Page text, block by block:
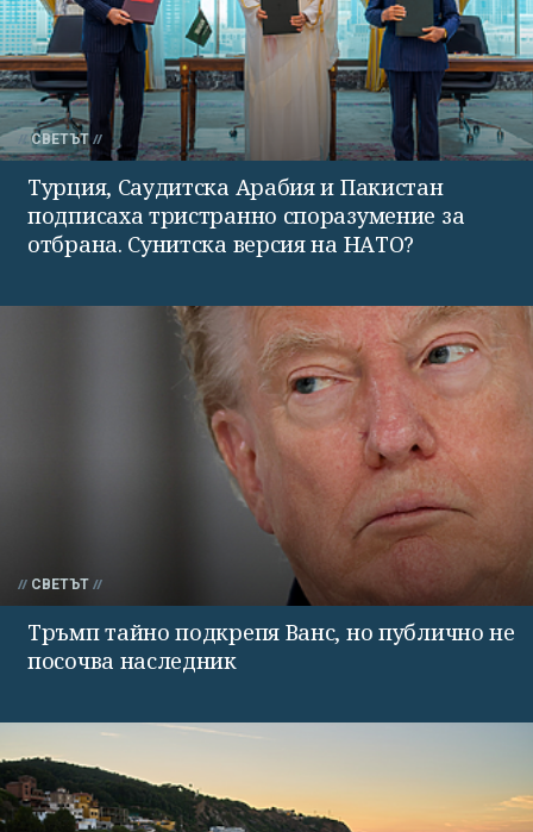
СВЕТЪТ
Турция, Саудитска Арабия и Пакистан
подписаха тристранно споразумение за
отбрана. Сунитска версия на НАТО?
СВЕТЪТ
Тръмп тайно подкрепя Ванс, но публично не
посочва наследник